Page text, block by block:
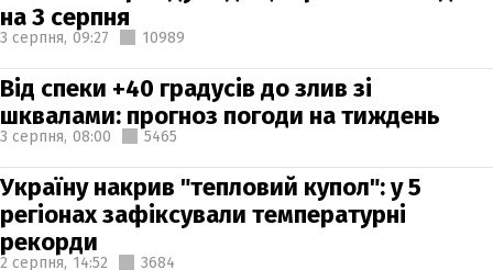
на 3 серпня
3 серпня, 09:27 10989
Від спеки +40 градусів до злив зі
шквалами: прогноз погоди на тиждень
3 серпня, 08:00 5465
Україну накрив "тепловий купол": у 5
регіонах зафіксували температурні
рекорди
2 серпня, 14:52 3684